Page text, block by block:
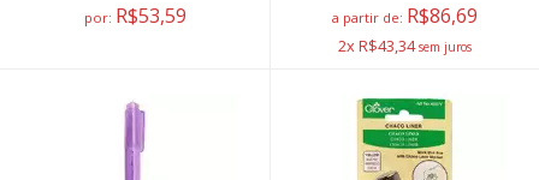
por: R$53,59 a partir de: R$86,69
2x R$43,34